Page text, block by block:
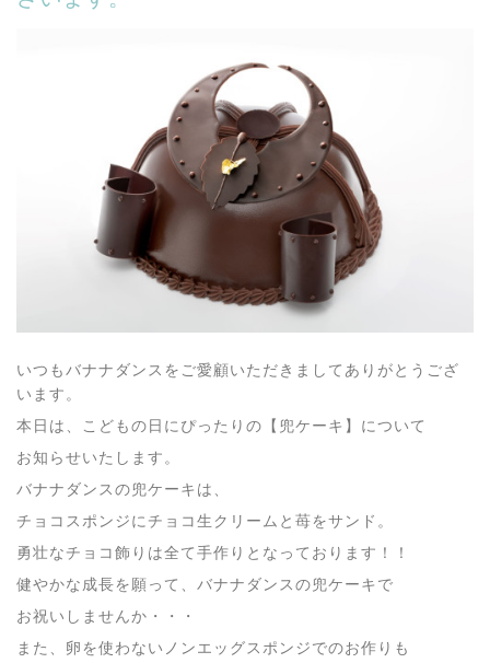
いつもバナナダンスをご愛顧いただきましてありがとうござ
います。
本日は、こどもの日にぴったりの【兜ケーキ】について
お知らせいたします。
バナナダンスの兜ケーキは、
チョコスポンジにチョコ生クリームと苺をサンド。
勇壮なチョコ飾りは全て手作りとなっております！！
健やかな成長を願って、バナナダンスの兜ケーキで
お祝いしませんか・・・
また、卵を使わないノンエッグスポンジでのお作りも